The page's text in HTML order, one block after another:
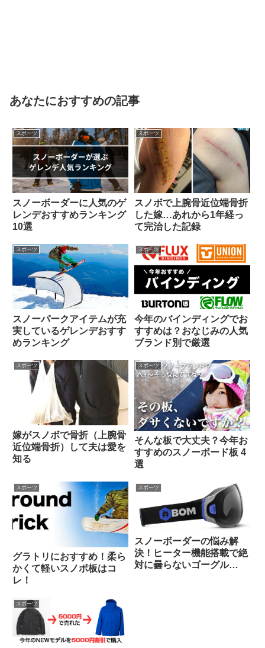
あなたにおすすめの記事
スポーツ
スノーボーダーに人気のゲ
レンデおすすめランキング
10選
スポーツ
スノボで上腕骨近位端骨折
した嫁…あれから1年経っ
て完治した記録
スポーツ
スノーパークアイテムが充
実しているゲレンデおすす
めランキング
スポーツ
今年のバインディングでお
すすめは？おなじみの人気
ブランド別で厳選
スポーツ
嫁がスノボで骨折（上腕骨
近位端骨折）して夫は愛を
知る
スポーツ
そんな板で大丈夫？今年お
すすめのスノーボード板 4
選
スポーツ
グラトリにおすすめ！柔ら
かくて軽いスノボ板はコ
レ！
スポーツ
スノーボーダーの悩み解
決！ヒーター機能搭載で絶
対に曇らないゴーグル
スポーツ